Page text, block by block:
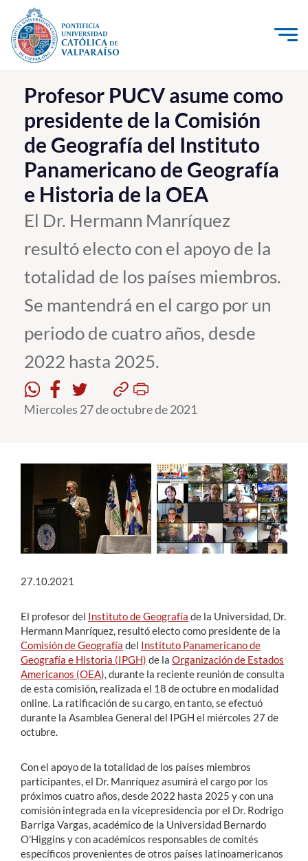
Click acá para ir directamente al contenido
La Universidad
Investigación, Creación e Innovación
PUCV Internacional
Vinculación con el Medio
Admisión
Pregrado
Postgrado
Formación Continua
Estudiantes
Académicos
Funcionarios
Profesor PUCV asume como
presidente de la Comisión
de Geografía del Instituto
Panamericano de Geografía
e Historia de la OEA
El Dr. Hermann Manríquez
resultó electo con el apoyo de la
totalidad de los países miembros.
Se mantendrá en el cargo por un
periodo de cuatro años, desde
2022 hasta 2025.
Miercoles 27 de octubre de 2021
27.10.2021
El profesor del Instituto de Geografía de la Universidad, Dr.
Hermann Manríquez, resultó electo como presidente de la
Comisión de Geografía del Instituto Panamericano de
Geografía e Historia (IPGH) de la Organización de Estados
Americanos (OEA), durante la reciente reunión de consulta
de esta comisión, realizada el 18 de octubre en modalidad
online. La ratificación de su cargo, en tanto, se efectuó
durante la Asamblea General del IPGH el miércoles 27 de
octubre.
Con el apoyo de la totalidad de los países miembros
participantes, el Dr. Manríquez asumirá el cargo por los
próximos cuatro años, desde 2022 hasta 2025 y con una
comisión integrada en la vicepresidencia por el Dr. Rodrigo
Barriga Vargas, académico de la Universidad Bernardo
O'Higgins y con académicos responsables de comités
específicos provenientes de otros países latinoamericanos